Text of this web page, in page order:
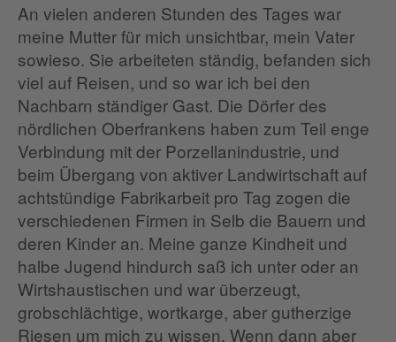
An vielen anderen Stunden des Tages war
meine Mutter für mich unsichtbar, mein Vater
sowieso. Sie arbeiteten ständig, befanden sich
viel auf Reisen, und so war ich bei den
Nachbarn ständiger Gast. Die Dörfer des
nördlichen Oberfrankens haben zum Teil enge
Verbindung mit der Porzellanindustrie, und
beim Übergang von aktiver Landwirtschaft auf
achtstündige Fabrikarbeit pro Tag zogen die
verschiedenen Firmen in Selb die Bauern und
deren Kinder an. Meine ganze Kindheit und
halbe Jugend hindurch saß ich unter oder an
Wirtshaustischen und war überzeugt,
grobschlächtige, wortkarge, aber gutherzige
Riesen um mich zu wissen. Wenn dann aber